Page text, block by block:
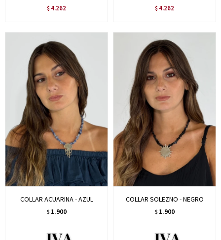
$ 4.262 $ 4.262
COLLAR ACUARINA - AZUL
$ 1.900
COLLAR SOLEZNO - NEGRO
$ 1.900